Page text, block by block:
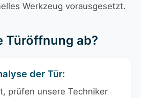
Werkzeug vorausgesetzt.
Türöffnung ab?
der Tür:
prüfen unsere Techniker